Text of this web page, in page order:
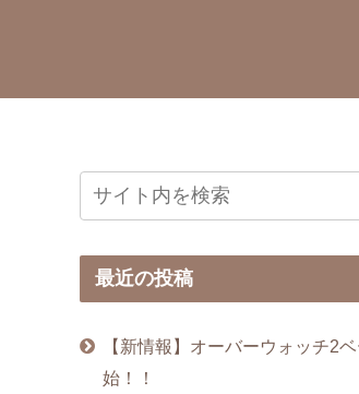
最近の投稿
【新情報】オーバーウォッチ2
始！！